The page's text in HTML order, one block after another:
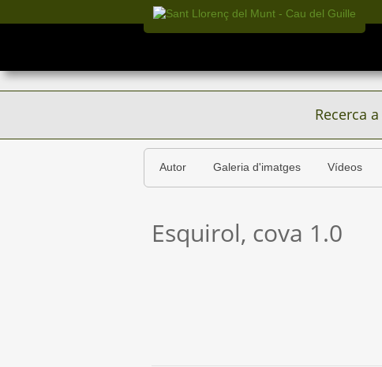
Recerca a
Autor Galeria d'imatges Vídeos
Esquirol, cova 1.0